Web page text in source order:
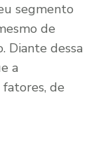
segmento
de
Diante dessa
a
de